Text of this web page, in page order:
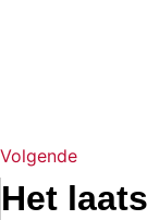
Volgende
Het